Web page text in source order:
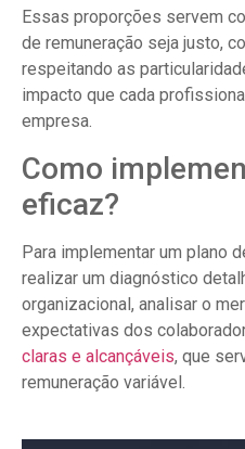
Essas proporções servem
de remuneração seja justo,
respeitando as
impacto que cada
empresa.
Como
eficaz?
Para implementar um plano
realizar um diagnóstico
organizacional, analisar o
expectativas dos
claras e alcançáveis, que
remuneração variável.